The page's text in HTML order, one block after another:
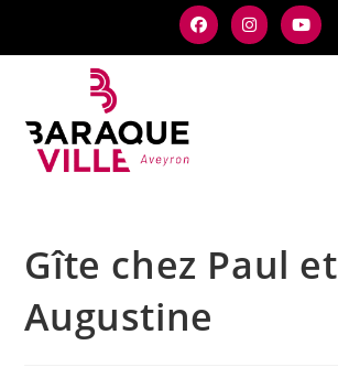
Gîte chez Paul et
Augustine